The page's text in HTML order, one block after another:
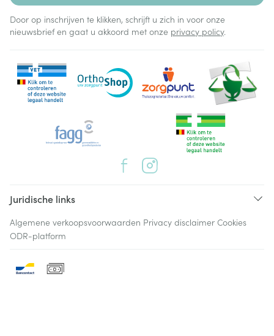
Door op inschrijven te klikken, schrijft u zich in voor onze
nieuwsbrief en gaat u akkoord met onze privacy policy.
Juridische links
Algemene verkoopsvoorwaarden Privacy disclaimer Cookies
ODR-platform